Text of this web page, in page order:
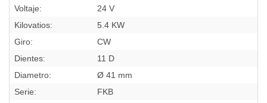
Voltaje:
24 V
Kilovatios:
5.4 KW
Giro:
CW
Dientes:
11 D
Diametro:
Ø 41 mm
Serie:
FKB